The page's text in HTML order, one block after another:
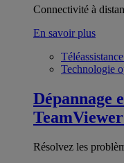
Connectivité à
En savoir plus
Technologie
Dépannage
Résolvez les